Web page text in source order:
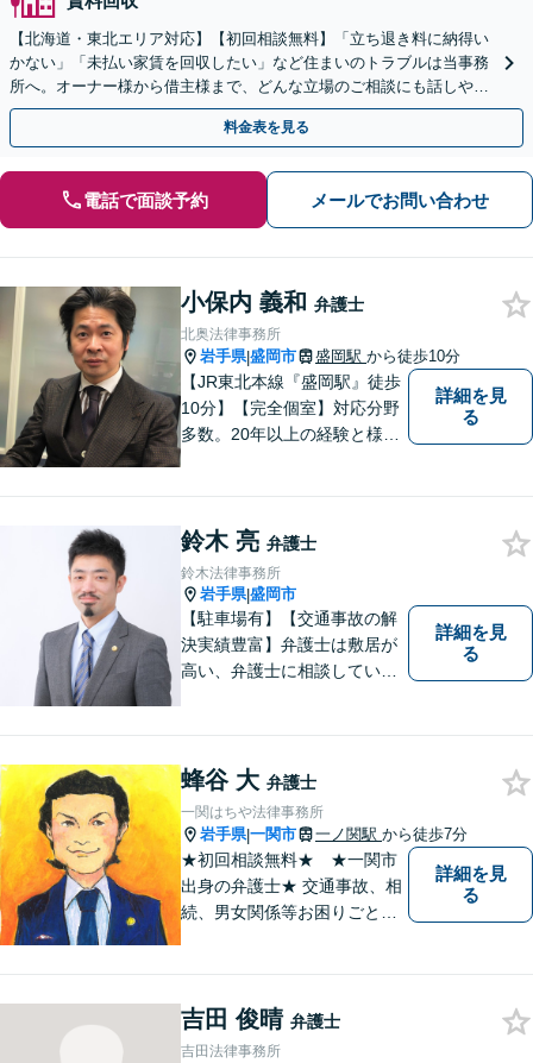
【北海道・東北エリア対応】【初回相談無料】「立ち退き料に納得い
かない」「未払い家賃を回収したい」など住まいのトラブルは当事務
所へ。オーナー様から借主様まで、どんな立場のご相談にも話しやす
い弁護士が対応します。ＷＥＢ面談可。
料金表を見る
電話で面談予約 メールでお問い合わせ
小保内 義和 弁護士
北奥法律事務所
岩手県|盛岡市 盛岡駅 から徒歩10分
【JR東北本線『盛岡駅』徒歩
10分】【完全個室】対応分野
多数。20年以上の経験と様々
決を目指します。 お気軽にご
お相談ください。
詳細を見
る
鈴木 亮 弁護士
鈴木法律事務所
岩手県|盛岡市
【駐車場有】【交通事故の解
決実績豊富】弁護士は敷居が
高い、弁護士に相談していい
を目指しています。どんなこ
とでもお気軽にご相談くださ
い。
詳細を見
る
蜂谷 大 弁護士
一関はちや法律事務所
岩手県|一関市 一ノ関駅 から徒歩7分
★初回相談無料★ ★一関市
出身の弁護士★ 交通事故、相
続、男女関係等お困りごとが
詳細を見
る
吉田 俊晴 弁護士
吉田法律事務所